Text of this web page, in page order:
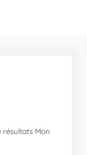
résultats Mon